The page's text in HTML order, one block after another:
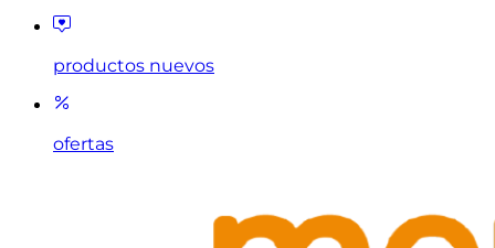
productos nuevos
ofertas